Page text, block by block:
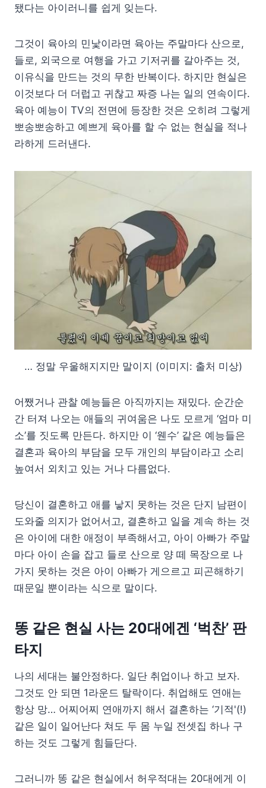
됐다는 아이러니를 쉽게 잊는다.
그것이 육아의 민낯이라면 육아는 주말마다 산으로,
들로, 외국으로 여행을 가고 기저귀를 갈아주는 것,
이유식을 만드는 것의 무한 반복이다. 하지만 현실은
이것보다 더 더럽고 귀찮고 짜증 나는 일의 연속이다.
육아 예능이 TV의 전면에 등장한 것은 오히려 그렇게
뽀송뽀송하고 예쁘게 육아를 할 수 없는 현실을 적나
라하게 드러낸다.
… 정말 우울해지지만 말이지 (이미지: 출처 미상)
어쨌거나 관찰 예능들은 아직까지는 재밌다. 순간순
간 터져 나오는 애들의 귀여움은 나도 모르게 ‘엄마 미
소’를 짓도록 만든다. 하지만 이 ‘웬수’ 같은 예능들은
결혼과 육아의 부담을 모두 개인의 부담이라고 소리
높여서 외치고 있는 거나 다름없다.
당신이 결혼하고 애를 낳지 못하는 것은 단지 남편이
도와줄 의지가 없어서고, 결혼하고 일을 계속 하는 것
은 아이에 대한 애정이 부족해서고, 아이 아빠가 주말
마다 아이 손을 잡고 들로 산으로 양 떼 목장으로 나
가지 못하는 것은 아이 아빠가 게으르고 피곤해하기
때문일 뿐이라는 식으로 말이다.
똥 같은 현실 사는 20대에겐 ‘벅찬’ 판
타지
나의 세대는 불안정하다. 일단 취업이나 하고 보자.
그것도 안 되면 1라운드 탈락이다. 취업해도 연애는
항상 망… 어찌어찌 연애까지 해서 결혼하는 ‘기적'(!)
같은 일이 일어난다 쳐도 두 몸 누일 전셋집 하나 구
하는 것도 그렇게 힘들단다.
그러니까 똥 같은 현실에서 허우적대는 20대에게 이